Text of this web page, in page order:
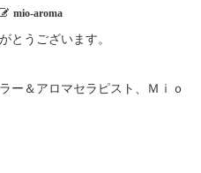
mio-aroma
とうございます。
ー＆アロマセラピスト、Ｍｉｏ